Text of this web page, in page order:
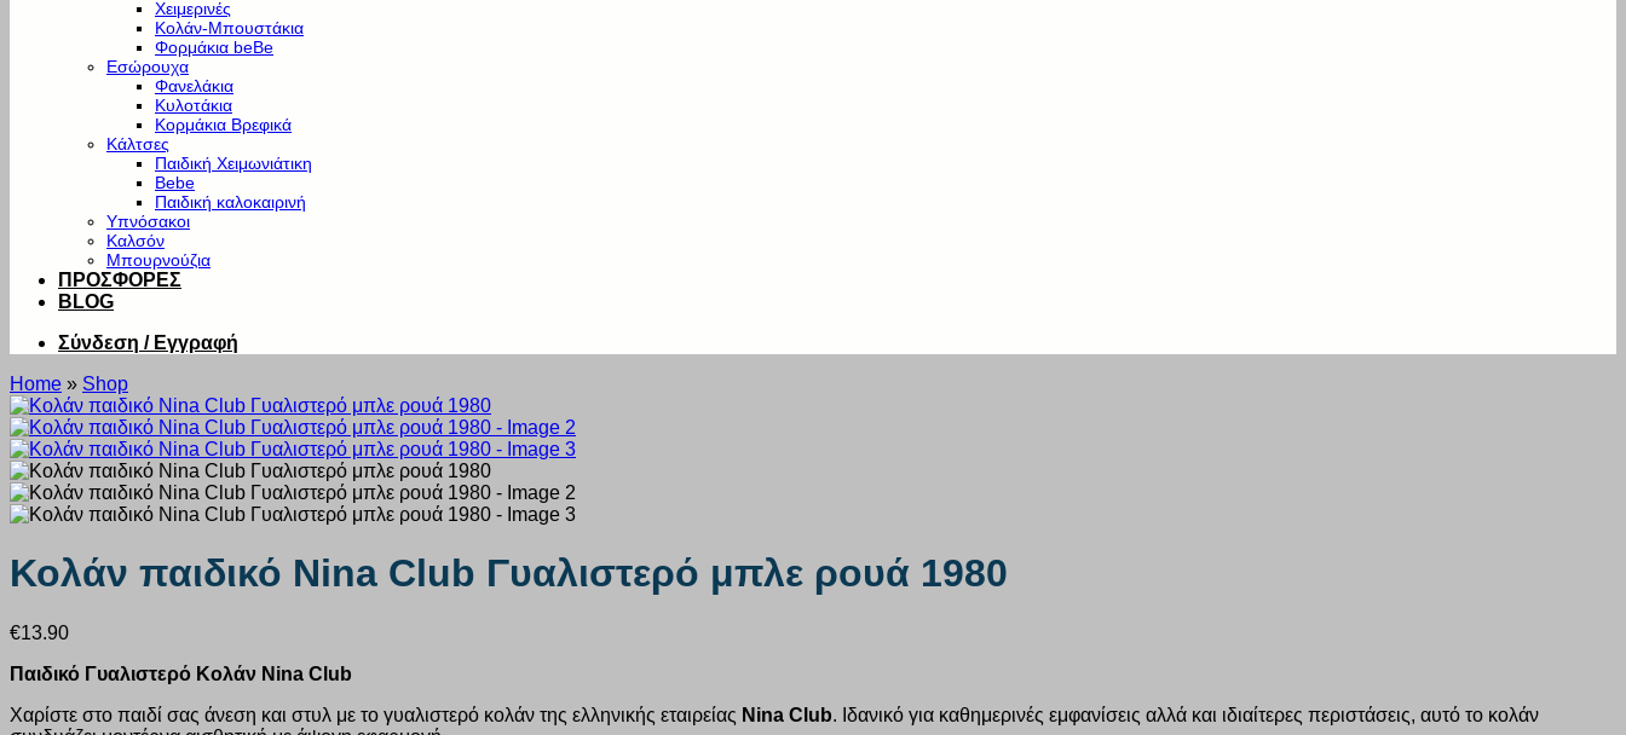
Χειμερινές
Κολάν-Μπουστάκια
Φορμάκια beBe
Εσώρουχα
Φανελάκια
Κυλοτάκια
Κορμάκια Βρεφικά
Κάλτσες
Παιδική Χειμωνιάτικη
Bebe
Παιδική καλοκαιρινή
Υπνόσακοι
Καλσόν
Μπουρνούζια
ΠΡΟΣΦΟΡΕΣ
BLOG
Σύνδεση / Εγγραφή
Home » Shop
Κολάν παιδικό Nina Club Γυαλιστερό μπλε ρουά 1980
€13.90
Παιδικό Γυαλιστερό Κολάν Nina Club
Χαρίστε στο παιδί σας άνεση και στυλ με το γυαλιστερό κολάν της ελληνικής εταιρείας Nina Club. Ιδανικό για καθημερινές εμφανίσεις αλλά και ιδιαίτερες περιστάσεις, αυτό το κολάν